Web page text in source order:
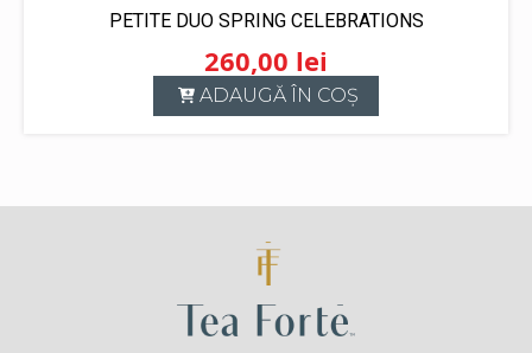
PETITE DUO SPRING CELEBRATIONS
260,00 lei
ADAUGĂ ÎN COȘ